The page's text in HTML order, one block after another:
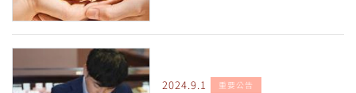
2024.9.1 重要公告